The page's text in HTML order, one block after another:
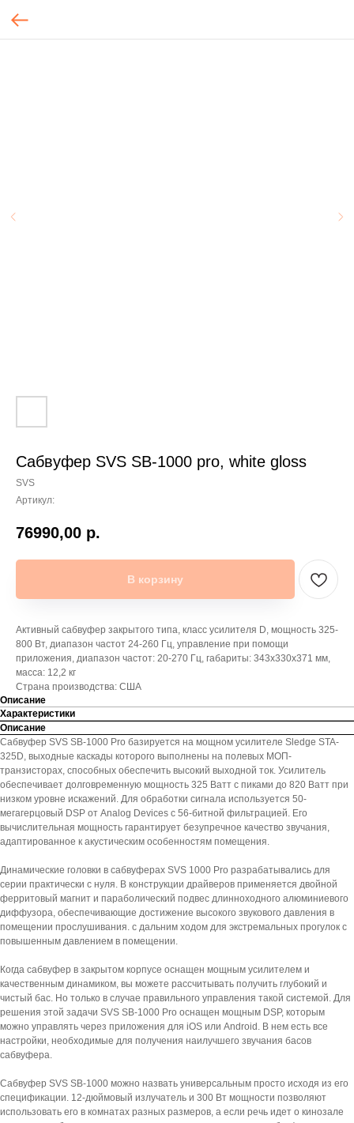
Сабвуфер SVS SB-1000 pro, white gloss
SVS
Артикул:
76990,00 р.
В корзину
Активный сабвуфер закрытого типа, класс усилителя D, мощность 325-
800 Вт, диапазон частот 24-260 Гц, управление при помощи
приложения, диапазон частот: 20-270 Гц, габариты: 343х330х371 мм,
масса: 12,2 кг
Страна производства: США
Описание
Характеристики
Описание
Сабвуфер SVS SB-1000 Pro базируется на мощном усилителе Sledge STA-
325D, выходные каскады которого выполнены на полевых МОП-
транзисторах, способных обеспечить высокий выходной ток. Усилитель
обеспечивает долговременную мощность 325 Ватт с пиками до 820 Ватт при
низком уровне искажений. Для обработки сигнала используется 50-
мегагерцовый DSP от Analog Devices с 56-битной фильтрацией. Его
вычислительная мощность гарантирует безупречное качество звучания,
адаптированное к акустическим особенностям помещения.
Динамические головки в сабвуферах SVS 1000 Pro разрабатывались для
серии практически с нуля. В конструкции драйверов применяется двойной
ферритовый магнит и параболический подвес длинноходного алюминиевого
диффузора, обеспечивающие достижение высокого звукового давления в
помещении прослушивания. с дальним ходом для экстремальных прогулок с
повышенным давлением в помещении.
Когда сабвуфер в закрытом корпусе оснащен мощным усилителем и
качественным динамиком, вы можете рассчитывать получить глубокий и
чистый бас. Но только в случае правильного управления такой системой. Для
решения этой задачи SVS SB-1000 Pro оснащен мощным DSP, которым
можно управлять через приложения для iOS или Android. В нем есть все
настройки, необходимые для получения наилучшего звучания басов
сабвуфера.
Сабвуфер SVS SB-1000 можно назвать универсальным просто исходя из его
спецификации. 12-дюймовый излучатель и 300 Вт мощности позволяют
использовать его в комнатах разных размеров, а если речь идет о кинозале